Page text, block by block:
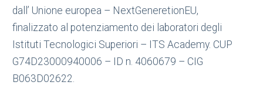
dall’ Unione europea – NextGeneretionEU,
finalizzato al potenziamento dei laboratori degli
Istituti Tecnologici Superiori – ITS Academy. CUP
G74D23000940006 – ID n. 4060679 – CIG
B063D02622.